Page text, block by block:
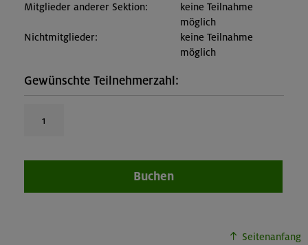
Mitglieder anderer Sektion:
keine Teilnahme
möglich
Nichtmitglieder:
keine Teilnahme
möglich
Gewünschte Teilnehmerzahl:
Buchen
Seitenanfang